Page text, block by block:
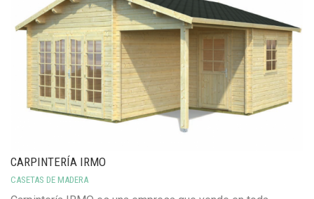
CARPINTERÍA IRMO
CASETAS DE MADERA